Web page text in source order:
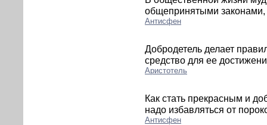
общепринятыми законами,
Антисфен
Добродетель делает
средство для ее
Аристотель
Как стать прекрасным и
надо избавляться от
Антисфен